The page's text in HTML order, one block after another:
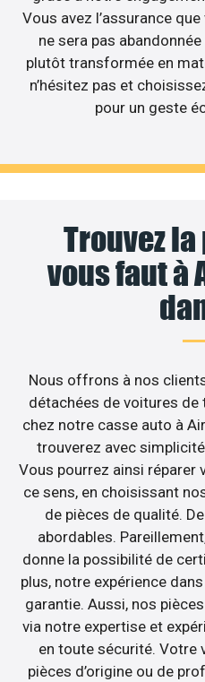
Vous avez l’assurance
ne sera pas
plutôt transformée en
n’hésitez pas et
pour un geste
Trouvez
vous faut à
Nous offrons à nos
détachées de voitures
chez notre casse auto à
trouverez avec
Vous pourrez ainsi réparer
ce sens, en choisissant
de pièces de qualité.
abordables.
donne la possibilité de
plus, notre expérience
garantie. Aussi, nos
via notre expertise et
en toute sécurité. Votre
pièces d’origine ou de